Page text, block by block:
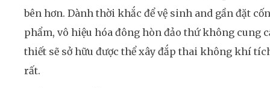
bên hơn. Dành thời khắc để vệ sinh and gần đặt
phẩm, vô hiệu hóa đông hòn đảo thứ không cung
thiết sẽ sở hữu được thể xây đắp thai không khí
rất.